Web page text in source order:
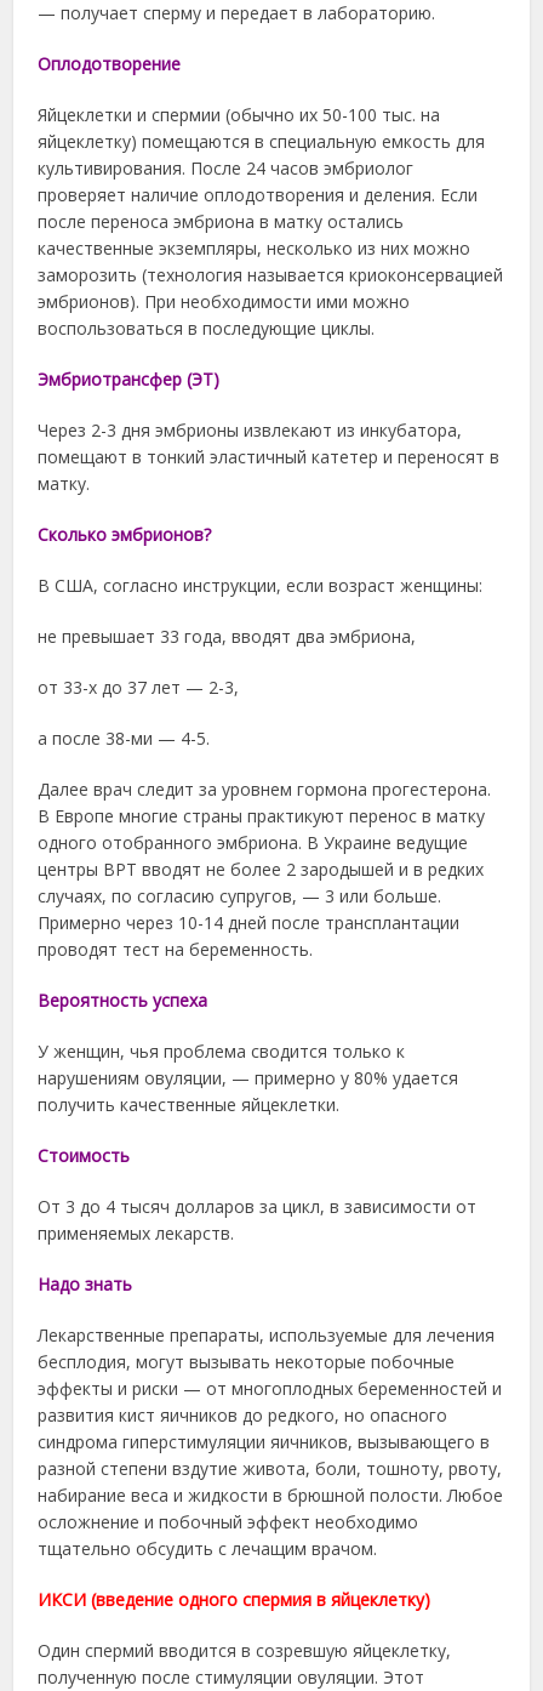
— получает сперму и передает в лабораторию.
Оплодотворение
Яйцеклетки и спермии (обычно их 50-100 тыс. на
яйцеклетку) помещаются в специальную емкость для
культивирования. После 24 часов эмбриолог
проверяет наличие оплодотворения и деления. Если
после переноса эмбриона в матку остались
качественные экземпляры, несколько из них можно
заморозить (технология называется криоконсервацией
эмбрионов). При необходимости ими можно
воспользоваться в последующие циклы.
Эмбриотрансфер (ЭТ)
Через 2-3 дня эмбрионы извлекают из инкубатора,
помещают в тонкий эластичный катетер и переносят в
матку.
Сколько эмбрионов?
В США, согласно инструкции, если возраст женщины:
не превышает 33 года, вводят два эмбриона,
от 33-х до 37 лет — 2-3,
а после 38-ми — 4-5.
Далее врач следит за уровнем гормона прогестерона.
В Европе многие страны практикуют перенос в матку
одного отобранного эмбриона. В Украине ведущие
центры ВРТ вводят не более 2 зародышей и в редких
случаях, по согласию супругов, — 3 или больше.
Примерно через 10-14 дней после трансплантации
проводят тест на беременность.
Вероятность успеха
У женщин, чья проблема сводится только к
нарушениям овуляции, — примерно у 80% удается
получить качественные яйцеклетки.
Cтоимость
От 3 до 4 тысяч долларов за цикл, в зависимости от
применяемых лекарств.
Надо знать
Лекарственные препараты, используемые для лечения
бесплодия, могут вызывать некоторые побочные
эффекты и риски — от многоплодных беременностей и
развития кист яичников до редкого, но опасного
синдрома гиперстимуляции яичников, вызывающего в
разной степени вздутие живота, боли, тошноту, рвоту,
набирание веса и жидкости в брюшной полости. Любое
осложнение и побочный эффект необходимо
тщательно обсудить с лечащим врачом.
ИКСИ (введение одного спермия в яйцеклетку)
Один спермий вводится в созревшую яйцеклетку,
полученную после стимуляции овуляции. Этот